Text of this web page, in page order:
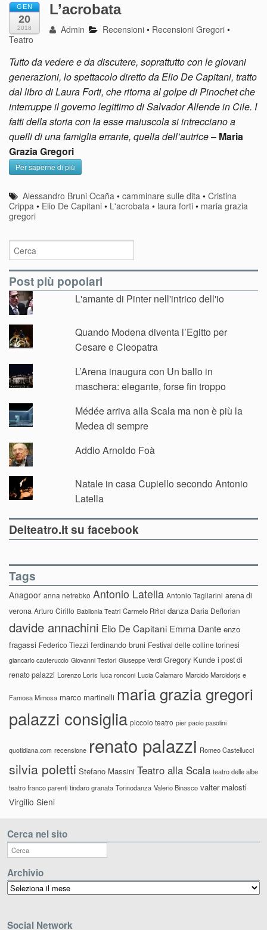
GEN
20
2018
L’acrobata
Admin Recensioni • Recensioni Gregori •
Teatro
Tutto da vedere e da discutere, soprattutto con le giovani
generazioni, lo spettacolo diretto da Elio De Capitani, tratto
dal libro di Laura Forti, che ritorna al golpe di Pinochet che
interruppe il governo legittimo di Salvador Allende in Cile. I
fatti della storia con la esse maiuscola si intrecciano a
quelli di una famiglia errante, quella dell’autrice– Maria
Grazia Gregori
Per saperne di più
Alessandro Bruni Ocaña •camminare sulle dita •Cristina
Crippa • Elio De Capitani • L'acrobata • laura forti • maria grazia
gregori
Post più popolari
L'amante di Pinter nell'intrico dell'io
Quando Modena diventa l’Egitto per
Cesare e Cleopatra
L’Arena inaugura con Un ballo in
maschera: elegante, forse fin troppo
Médée arriva alla Scala ma non è più la
Medea di sempre
Addio Arnoldo Foà
Natale in casa Cupiello secondo Antonio
Latella
Delteatro.it su facebook
Tags
Anagoor anna netrebko Antonio Latella Antonio Tagliarini arena di
verona Arturo Cirillo Babilonia Teatri Carmelo Rifici danza Daria Deflorian
davide annachini Elio De Capitani Emma Dante enzo
fragassi Federico Tiezzi ferdinando bruni Festival delle colline torinesi
giancarlo cauteruccio Giovanni Testori Giuseppe Verdi Gregory Kunde i post di
renato palazzi Lorenzo Loris luca ronconi Lucia Calamaro Marcido Marcidorjs e
Famosa Mimosa marco martinelli maria grazia gregori
palazzi consiglia piccolo teatro pier paolo pasolini
quotidiana.com recensione renato palazzi Romeo Castellucci
silvia poletti Stefano Massini Teatro alla Scala teatro delle albe
teatro franco parenti tindaro granata Torinodanza Valerio Binasco valter malosti
Virgilio Sieni
Cerca nel sito
Archivio
Archivio
Social Network